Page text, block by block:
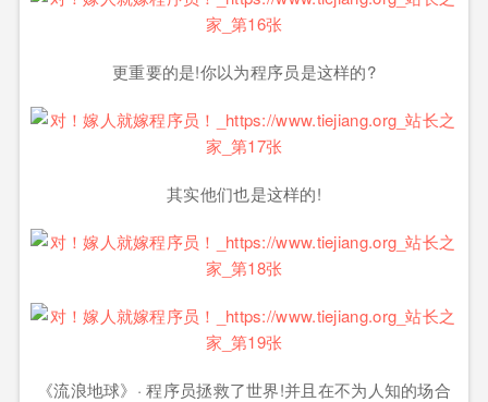
更重要的是!你以为程序员是这样的?
其实他们也是这样的!
《流浪地球》· 程序员拯救了世界!并且在不为人知的场合